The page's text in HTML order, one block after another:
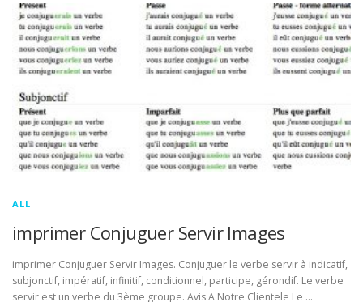
ALL
imprimer Conjuguer Servir Images
imprimer Conjuguer Servir Images. Conjuguer le verbe servir à indicatif,
subjonctif, impératif, infinitif, conditionnel, participe, gérondif. Le verbe
servir est un verbe du 3ème groupe. Avis A Notre Clientele Le …